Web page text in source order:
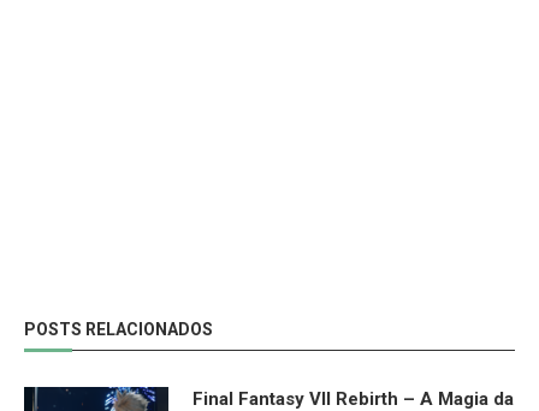
POSTS RELACIONADOS
Final Fantasy VII Rebirth – A Magia da